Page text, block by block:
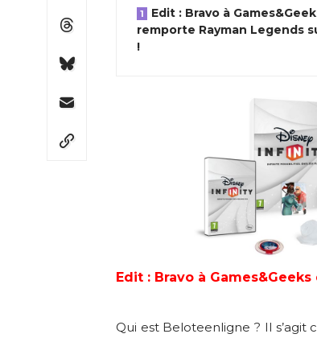
Edit : Bravo à
remporte Rayman Legends
!
Edit : Bravo à
Qui est Beloteenligne ? Il s’agit